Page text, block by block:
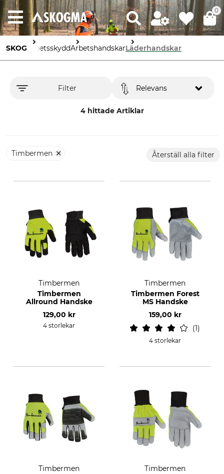
0
SKOG ArbetsskyddArbetshandskarLäderhandskar
Filter
4 hittade Artiklar
Relevans
Timbermen Återställ alla filter
Timbermen
Timbermen
Allround Handske
129,00 kr
4 storlekar
Timbermen
Timbermen Forest
MS Handske
159,00 kr
1
4 storlekar
Timbermen
Timbermen